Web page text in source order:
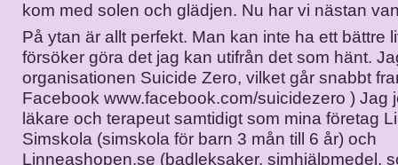
kom med solen och glädjen. Nu har vi nästan
På ytan är allt perfekt. Man kan inte ha ett bättre
försöker göra det jag kan utifrån det som hänt.
organisationen Suicide Zero, vilket går snabbt
Facebook www.facebook.com/suicidezero ) Jag
läkare och terapeut samtidigt som mina företag
Simskola (simskola för barn 3 mån till 6 år) och
Linneashopen.se (badleksaker, simhjälpmedel,